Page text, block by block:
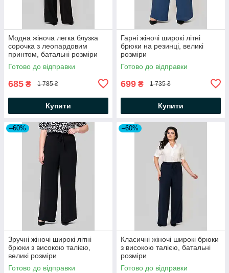
Модна жіноча легка блузка
сорочка з леопардовим
принтом, батальні розміри
Готово до відправки
685 ₴ 1 785 ₴
Купити
Гарні жіночі широкі літні
брюки на резинці, великі
розміри
Готово до відправки
699 ₴ 1 735 ₴
Купити
–60%
Зручні жіночі широкі літні
брюки з високою талією,
великі розміри
Готово до відправки
–60%
Класичні жіночі широкі брюки
з високою талією, батальні
розміри
Готово до відправки